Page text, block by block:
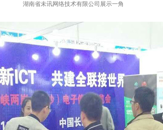
湖南省未讯网络技术有限公司展示一角